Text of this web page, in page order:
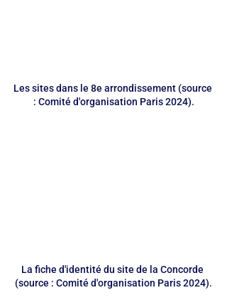
Les sites dans le 8e arrondissement (source
: Comité d'organisation Paris 2024).
La fiche d'identité du site de la Concorde
(source : Comité d'organisation Paris 2024).